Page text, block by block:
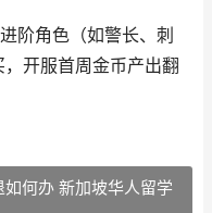
阶角色（如警长、刺
开服首周金币产出翻
何办 新加坡华人留学